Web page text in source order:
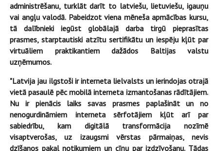
administrēšanu, turklāt darīt to latviešu, lietuviešu, igauņu
vai angļu valodā. Pabeidzot viena mēneša apmācības kursu,
tā dalībnieki iegūst globālajā darba tirgū pieprasītas
prasmes, starptautiski atzītu sertifikātu un iespēju kļūt par
virtuāliem praktikantiem dažādos Baltijas valstu
uzņēmumos.
"Latvija jau ilgstoši ir interneta lielvalsts un ierindojas otrajā
vietā pasaulē pēc mobilā interneta izmantošanas rādītājiem.
Nu ir pienācis laiks savas prasmes paplašināt un no
nenogurdināmiem interneta sērfotājiem kļūt arī par
sabiedrību, kam digitālā transformācija nozīmē
visaptverošas, uz izaugsmi vērstas pārmaiņas, nevis
dzīšanos pakaļ notikumiem un cīņu par izdzīvošanu. Tādas